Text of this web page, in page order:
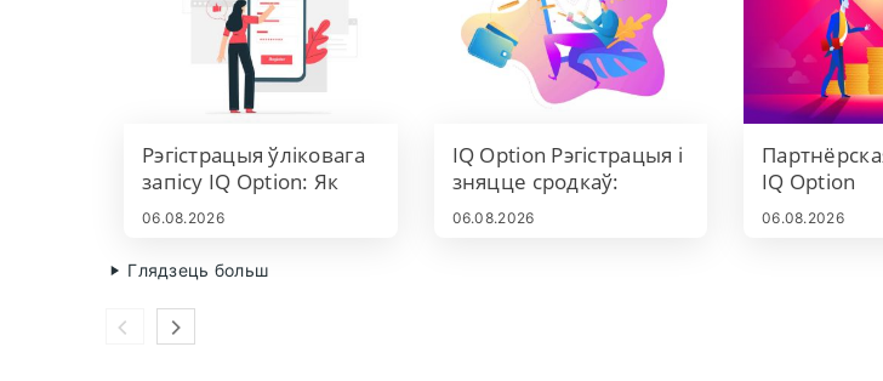
Рэгістрацыя ўліковага
запісу IQ Option: Як
зарэгістраваць свой
06.08.2026
IQ Option Рэгістрацыя і
зняцце сродкаў:
рэгістрацыя ўліковага
06.08.2026
IQ Option
06.08.2026
Глядзець больш